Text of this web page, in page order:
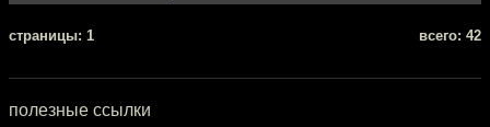
cтраницы: 1 всего: 42
полезные ссылки